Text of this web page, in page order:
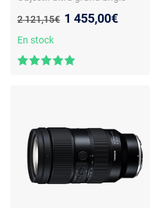
lamelles - traitement
Nano/ARNEO
Ancien prix :
2 121,15€ Nouveau prix :
1 455,00€
En stock